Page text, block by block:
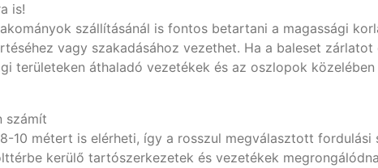
is!
szállításánál is fontos betartani a magassági
vagy szakadásához vezethet. Ha a baleset
területeken áthaladó vezetékek és az oszlopok
számít
10 métert is elérheti, így a rosszul megválasztott
kerülő tartószerkezetek és vezetékek